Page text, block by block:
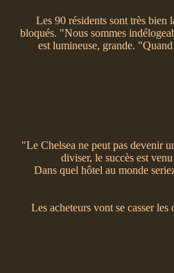
Les 90 résidents sont très bien
bloqués. "Nous sommes
est lumineuse, grande.
"Le Chelsea ne peut pas devenir
diviser, le succès est
Dans quel hôtel au monde
Les acheteurs vont se casser